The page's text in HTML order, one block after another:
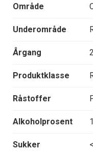
Område
Underområde
Årgang
Produktklasse
Råstoffer
Alkoholprosent
Sukker